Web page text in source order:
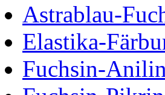
Astrablau-
Elastika-
Fuchsin-